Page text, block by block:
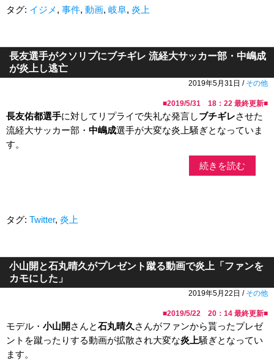
タグ: イジメ , 事件, 動画, 岐阜, 炎上
長友選手がクソリプにブチギレ 流経大サッカー部・中嶋成
が炎上し逃亡
2019年5月31日 / その他
■2019/5/31 18：22 最終更新■
長友佑都選手に対してリプライで失礼な発言しブチギレさせた
流経大サッカー部・ 中嶋成選手が大変な炎上騒ぎとなっていま
す。
続きを読む
タグ: Twitter, 炎上
小山開と石丸晴久がプレゼント蹴る動画で炎上「ファンを
カモにした」
2019年5月22日 / その他
■2019/5/22 20：14 最終更新■
モデル・ 小山開 さんと石丸晴久 さんがファンから貰ったプレゼ
ントを蹴ったりする動画が拡散され大変な炎上騒ぎとなってい
ます。